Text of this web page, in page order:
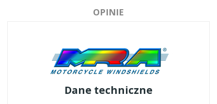
OPINIE
Dane techniczne